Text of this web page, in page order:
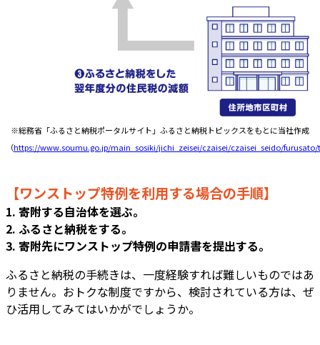
※総務省「ふるさと納税ポータルサイト」ふるさと納税トピックスをもとに当社作成
（https://www.soumu.go.jp/main_sosiki/jichi_zeisei/czaisei/czaisei_seido/furusato/
【ワンストップ特例を利用する場合の手順】
1. 寄附する自治体を選ぶ。
2. ふるさと納税をする。
3. 寄附先にワンストップ特例の申請書を提出する。
ふるさと納税の手続きは、一度経験すれば難しいものではあ
りません。おトクな制度ですから、検討されている方は、ぜ
ひ活用してみてはいかがでしょうか。